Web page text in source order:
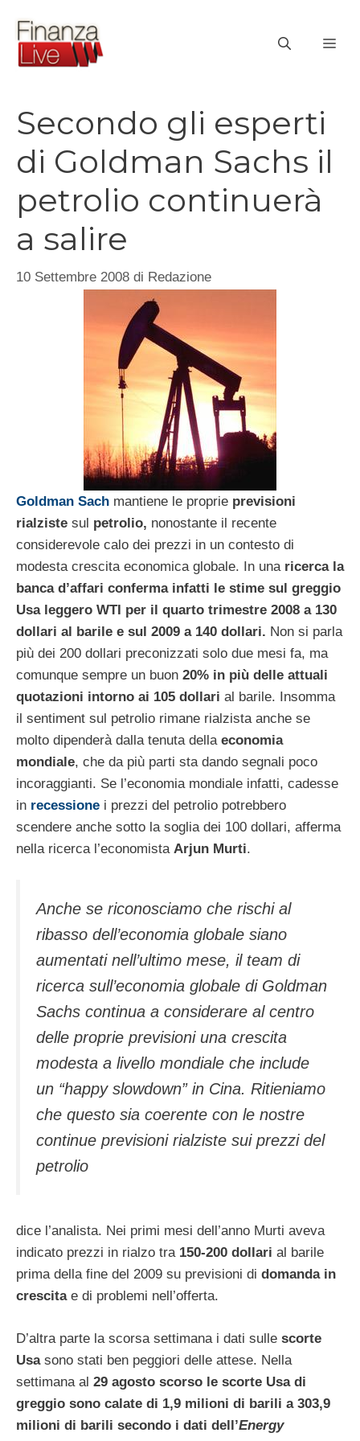
contenuto
Secondo gli esperti
di Goldman Sachs il
petrolio continuerà
a salire
10 Settembre 2008 di Redazione
Goldman Sach mantiene le proprie previsioni
rialziste sul petrolio, nonostante il recente
considerevole calo dei prezzi in un contesto di
modesta crescita economica globale. In una ricerca la
banca d’affari conferma infatti le stime sul greggio
Usa leggero WTI per il quarto trimestre 2008 a 130
dollari al barile e sul 2009 a 140 dollari. Non si parla
più dei 200 dollari preconizzati solo due mesi fa, ma
comunque sempre un buon 20% in più delle attuali
quotazioni intorno ai 105 dollari al barile. Insomma
il sentiment sul petrolio rimane rialzista anche se
molto dipenderà dalla tenuta della economia
mondiale, che da più parti sta dando segnali poco
incoraggianti. Se l’economia mondiale infatti, cadesse
in recessione i prezzi del petrolio potrebbero
scendere anche sotto la soglia dei 100 dollari, afferma
nella ricerca l’economista Arjun Murti.
Anche se riconosciamo che rischi al
ribasso dell’economia globale siano
aumentati nell’ultimo mese, il team di
ricerca sull’economia globale di Goldman
Sachs continua a considerare al centro
delle proprie previsioni una crescita
modesta a livello mondiale che include
un “happy slowdown” in Cina. Ritieniamo
che questo sia coerente con le nostre
continue previsioni rialziste sui prezzi del
petrolio
dice l’analista. Nei primi mesi dell’anno Murti aveva
indicato prezzi in rialzo tra 150-200 dollari al barile
prima della fine del 2009 su previsioni di domanda in
crescitae di problemi nell’offerta.
D’altra parte la scorsa settimana i dati sulle scorte
Usasono stati ben peggiori delle attese. Nella
settimana al 29 agosto scorso le scorte Usa di
greggio sono calate di 1,9 milioni di barili a 303,9
milioni di barili secondo i dati dell’Energy